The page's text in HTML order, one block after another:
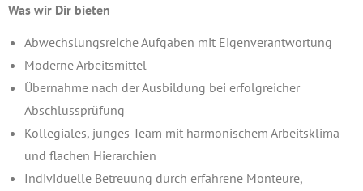
Was wir Dir bieten
Abwechslungsreiche Aufgaben mit Eigenverantwortung
Moderne Arbeitsmittel
Übernahme nach der Ausbildung bei erfolgreicher
Abschlussprüfung
Kollegiales, junges Team mit harmonischem Arbeitsklima
und flachen Hierarchien
Individuelle Betreuung durch erfahrene Monteure,